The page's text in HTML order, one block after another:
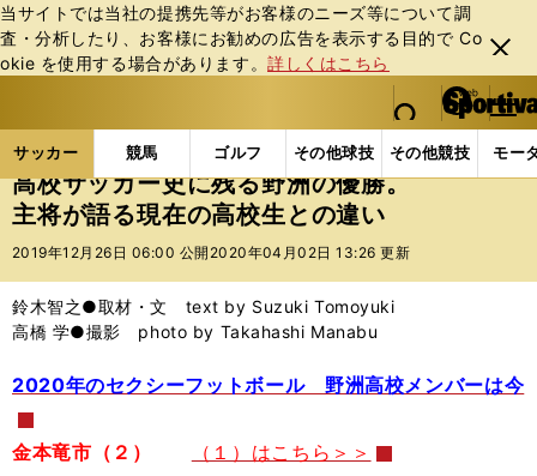
当サイトでは当社の提携先等がお客様のニーズ等について調
査・分析したり、お客様にお勧めの広告を表⽰する⽬的で Co
okie を使⽤する場合があります。詳しくはこちら
閉じ
る
web Sportiva (webスポルティーバ)
検索
マイペ
ー
ジ
メニュ
サッカー 競馬 ゴルフ その他球技 その他競技 モー
ス
ポ
ル
バ
サッカーの記事一覧 Jリーグ他 高校・ユース 高
高校サッカー史に残る野洲の優勝。
主将が語る現在の高校生との違い
2019年12月26日 06:00 公開 2020年04月02日 13:26 更新
鈴木智之●取材・文 text by Suzuki Tomoyuki
高橋 学●撮影 photo by Takahashi Manabu
2020年のセクシーフットボール 野洲高校メンバーは今
金本竜市（２） （１）はこちら＞＞